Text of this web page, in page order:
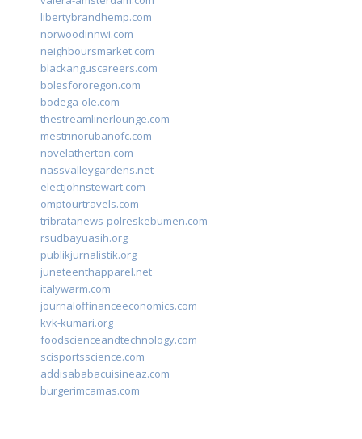
libertybrandhemp.com
norwoodinnwi.com
neighboursmarket.com
blackanguscareers.com
bolesfororegon.com
bodega-ole.com
thestreamlinerlounge.com
mestrinorubanofc.com
novelatherton.com
nassvalleygardens.net
electjohnstewart.com
omptourtravels.com
tribratanews-polreskebumen.com
rsudbayuasih.org
publikjurnalistik.org
juneteenthapparel.net
italywarm.com
journaloffinanceeconomics.com
kvk-kumari.org
foodscienceandtechnology.com
scisportsscience.com
addisababacuisineaz.com
burgerimcamas.com